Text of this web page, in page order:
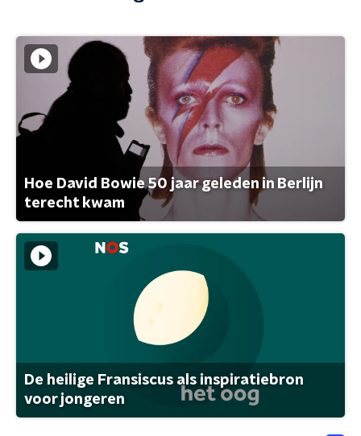
Hoe David Bowie 50 jaar geleden in Berlijn
terecht kwam
De heilige Fransiscus als inspiratiebron
voor jongeren